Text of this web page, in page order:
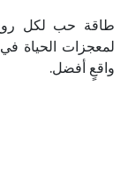
طاقة حب لكل روح
لمعجزات الحياة
واقعٍ أفضل.